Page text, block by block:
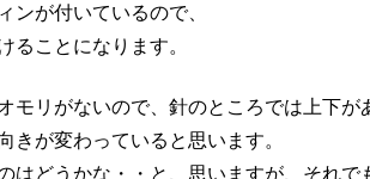
ンが付いているので、
ることになります。
モリがないので、針のところでは上下が
きが変わっていると思います。
はどうかな・・と、思いますが、それで